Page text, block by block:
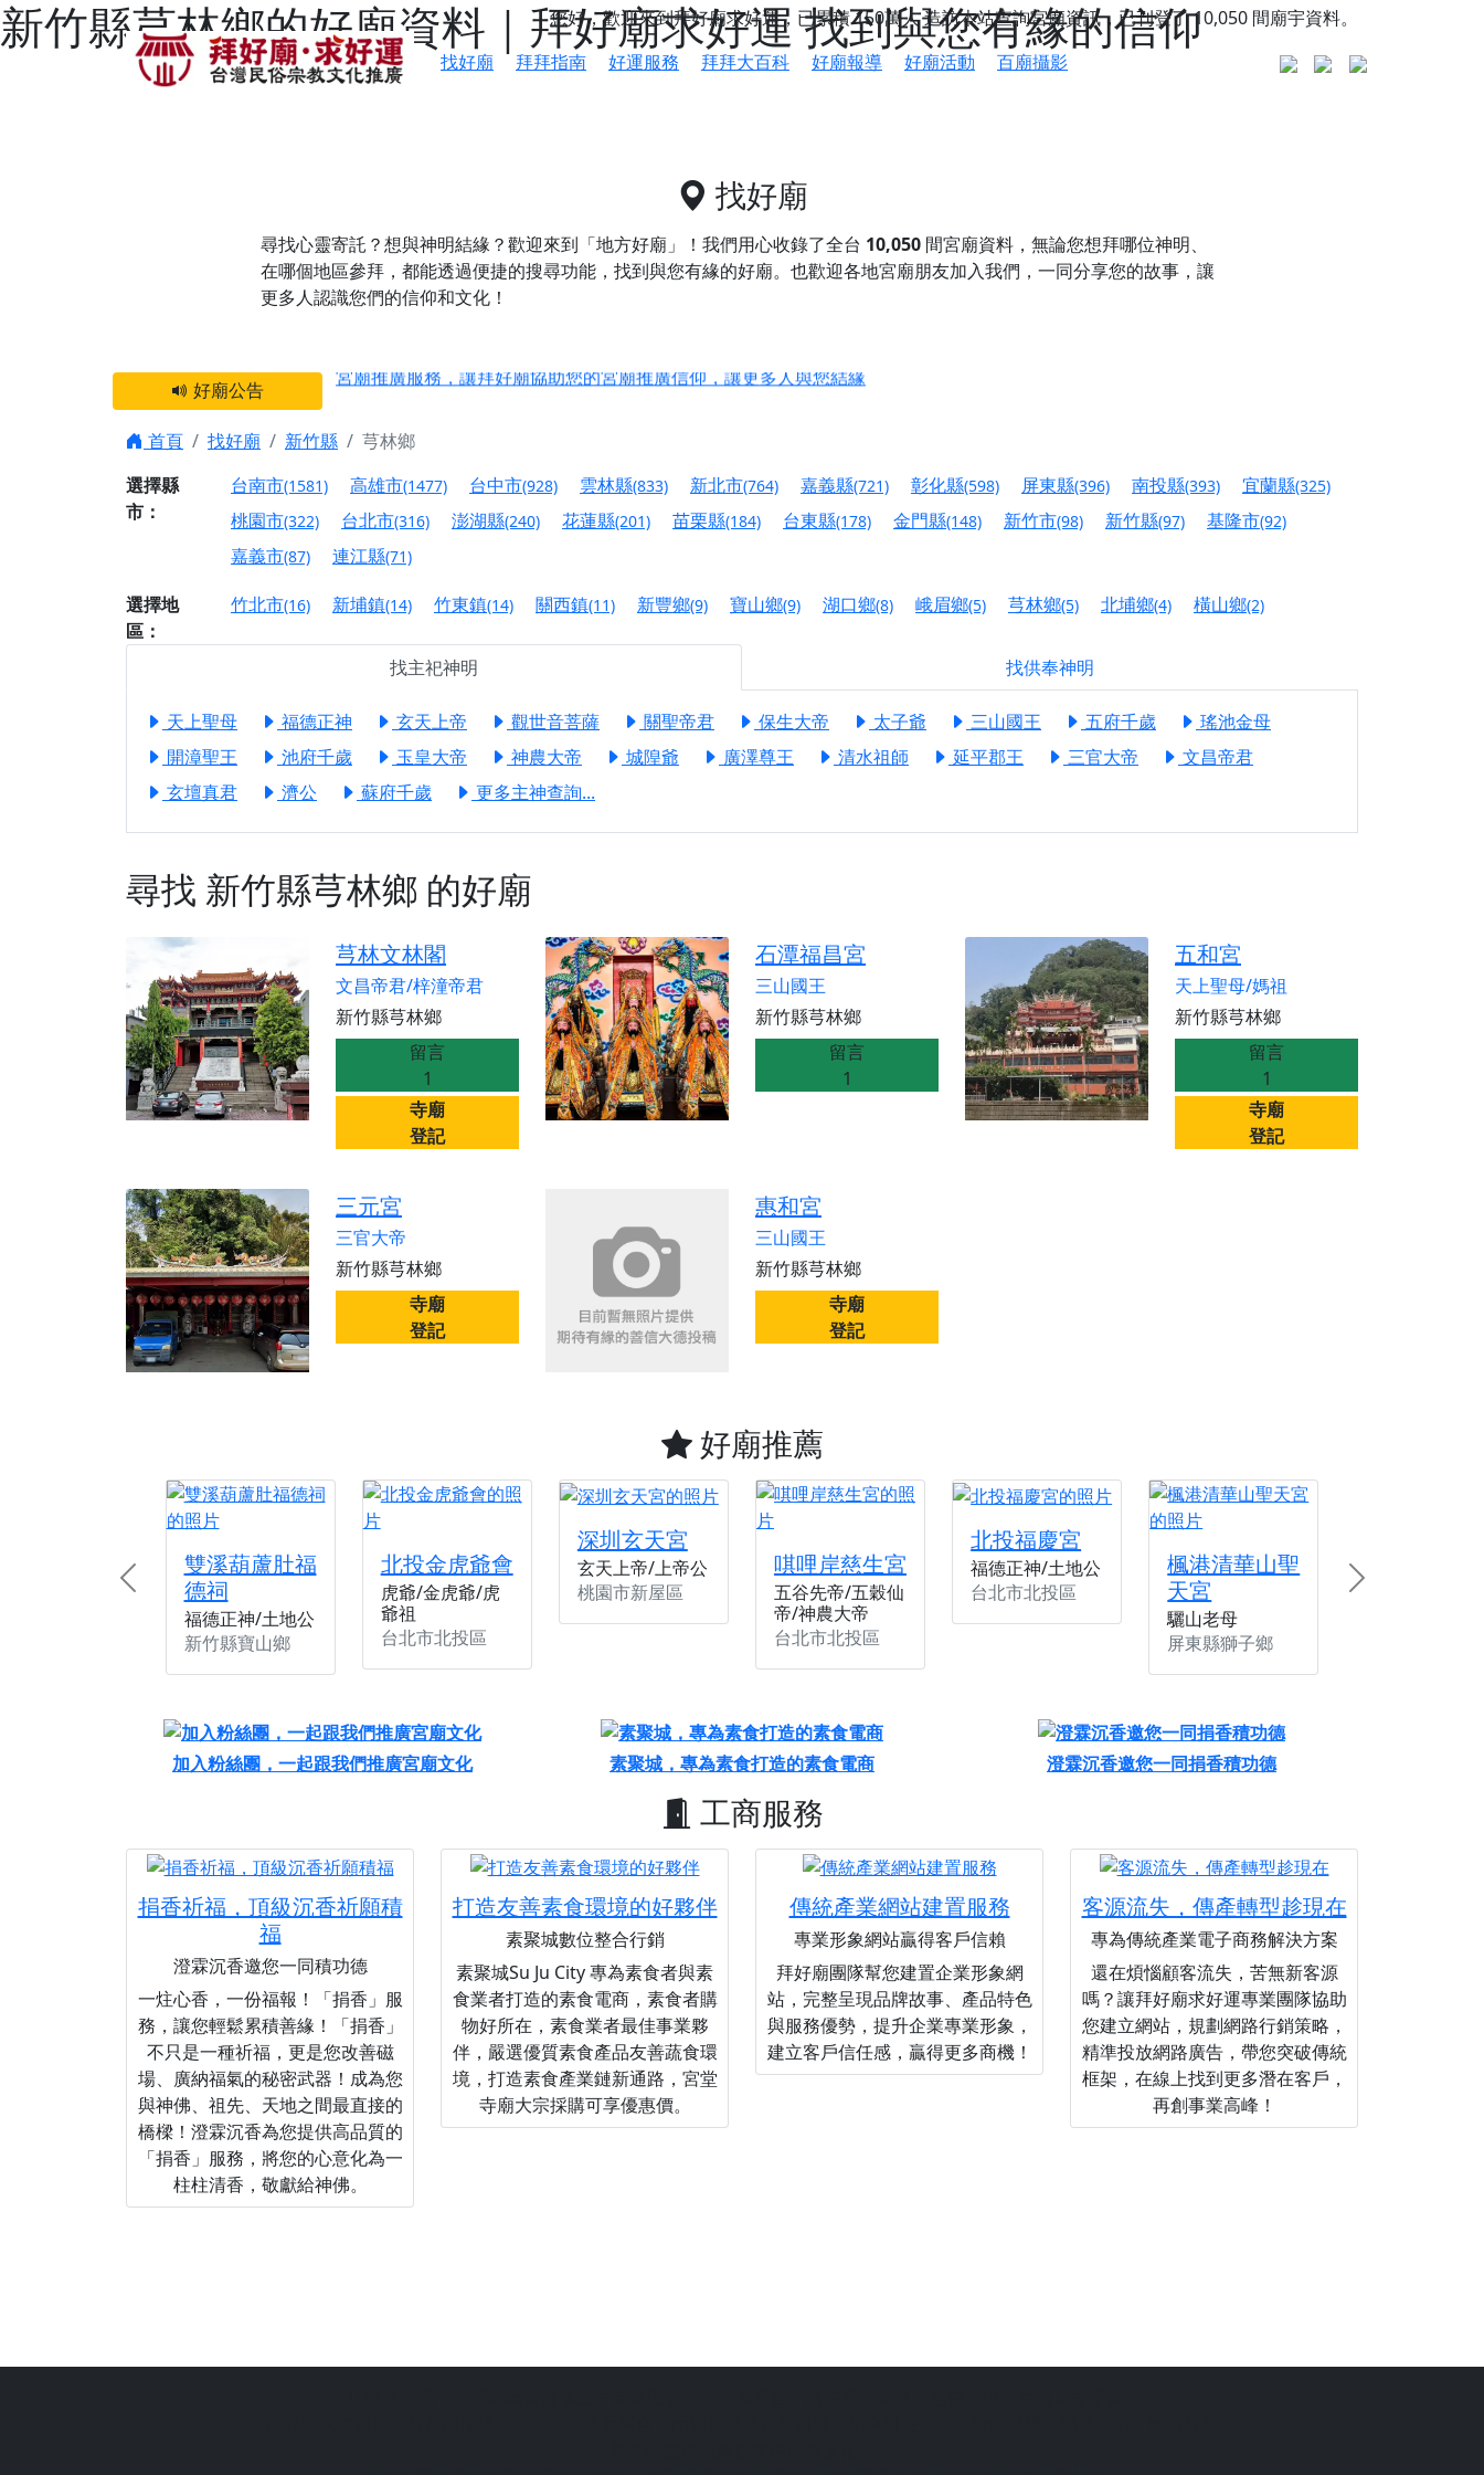
新竹縣芎林鄉的好廟資料｜拜好廟求好運 找到與您有緣的信仰
您好，歡迎來到拜好廟求好運，已累積150萬人造訪本站查詢宮廟資訊，已刊登了10,050 間廟宇資料。
找好廟
拜拜指南 好運服務 拜拜大百科 好廟報導 好廟活動 百廟攝影
找好廟
尋找心靈寄託？想與神明結緣？歡迎來到「地方好廟」！我們用心收錄了全台 10,050 間宮廟資料，無論您想拜哪位神明、
在哪個地區參拜，都能透過便捷的搜尋功能，找到與您有緣的好廟。 也歡迎各地宮廟朋友加入我們，一同分享您的故事，讓
更多人認識您們的信仰和文化！
好廟公告
宮廟推廣服務，讓拜好廟協助您的宮廟推廣信仰，讓更多人與您結緣
之旅」！
【屏東縣獅子鄉 楓港清華山聖天宮】驪山母娘聖誕暨中元普渡大法會，誠邀十方善信大德，一同回到母娘慈悲座前，祈福納祥、慎
終追遠、廣植福田
【桃園市 桃園蓮華寺】盂蘭盆中元報恩法會，這場法會不只是超薦與普渡，更是一份對祖先的感恩、對親人的思念，也是為家人祈
願平安順遂的慈悲心意。
【新北貢寮 南極玉明殿】中元普渡大法會，誠摯歡迎十方善信大德隨喜贊普，為祖先親眷祈求安息，也為自身與家人累積福德、種
【桃園慈善宮(天公廟)】中元普渡交給專業的來，省時省力又積福！「玉皇大帝 大天尊」 親自坐鎮主法！幫你累積的功德福報自然
是「超級加倍」！
【台北北投 福慶宮】慶讚中元普渡法會，誠摯邀請十方善信大德，一同回到北投土地公埔，祈願闔家平安、地方祥和、福運綿長。
【新北八里 紫德宮】丙午年中元普渡讚普超薦法會，普施眾生・慎終追遠・廣植福田
【新北八里 紫德宮】父親節奉茶感恩活動，一杯茶，一份心意；一句感謝，一生難忘。
【桃園新屋 深圳玄天宮】農曆七月擴大犒軍科儀，吉祥月不只有普渡祈福，也有一份感謝守護的虔誠心意
【桃園新屋 深圳玄天宮】七娘媽聖誕祝壽慶典，誠摯邀請十方善信大德攜家帶眷前來參香，共同向七娘媽祝壽祈福
【桃園慈善宮(天公廟)】虎爺元帥 開光大典，祈求虎爺神威護持，庇佑闔家平安、財運亨通、事業順遂、百邪退散。
歡迎友廟長官、小編加入我們LINE官方帳號，讓我們協助您的廟宇推廣。
歡迎信眾分享您前往廟宇的參拜體驗，推廣您的信仰
首頁 找好廟 新竹縣
芎林鄉
選擇縣
市：
台南市(1581) 高雄市(1477) 台中市(928) 雲林縣(833) 新北市(764) 嘉義縣(721) 彰化縣(598) 屏東縣(396) 南投縣(393) 宜蘭縣(325)
桃園市(322) 台北市(316) 澎湖縣(240) 花蓮縣(201) 苗栗縣(184) 台東縣(178) 金門縣(148) 新竹市(98) 新竹縣(97) 基隆市(92)
嘉義市(87) 連江縣(71)
選擇地
區：
竹北市(16) 新埔鎮(14) 竹東鎮(14) 關西鎮(11) 新豐鄉(9) 寶山鄉(9) 湖口鄉(8) 峨眉鄉(5) 芎林鄉(5) 北埔鄉(4) 橫山鄉(2)
找主祀神明 找供奉神明
天上聖母 福德正神 玄天上帝 觀世音菩薩 關聖帝君 保生大帝 太子爺 三山國王 五府千歲
瑤池金母
開漳聖王
池府千歲 玉皇大帝 神農大帝 城隍爺 廣澤尊王 清水祖師 延平郡王 三官大帝
文昌帝君
玄壇真君
濟公 蘇府千歲 更多主神查詢...
尋找 新竹縣芎林鄉 的好廟
芎林文林閣
文昌帝君/梓潼帝君
新竹縣芎林鄉
留言
1
寺廟
登記
石潭福昌宮
三山國王
新竹縣芎林鄉
留言
1
五和宮
天上聖母/媽祖
新竹縣芎林鄉
留言
1
寺廟
登記
三元宮
三官大帝
新竹縣芎林鄉
寺廟
登記
惠和宮
三山國王
新竹縣芎林鄉
寺廟
登記
好廟推薦
雙溪葫蘆肚福
德祠
福德正神/土地公
新竹縣寶山鄉
北投金虎爺會
虎爺/金虎爺/虎
爺祖
台北市北投區
深圳玄天宮
玄天上帝/上帝公
桃園市新屋區
唭哩岸慈生宮
五谷先帝/五穀仙
帝/神農大帝
台北市北投區
北投福慶宮
福德正神/土地公
台北市北投區
楓港清華山聖
天宮
驪山老母
屏東縣獅子鄉
Previous Next
加入粉絲團，一起跟我們推廣宮廟文化 素聚城，專為素食打造的素食電商 澄霖沉香邀您一同捐香積功德
工商服務
捐香祈福，頂級沉香祈願積
福
澄霖沉香邀您一同積功德
一炷心香，一份福報！「捐香」服
務，讓您輕鬆累積善緣！「捐香」
不只是一種祈福，更是您改善磁
場、廣納福氣的秘密武器！成為您
與神佛、祖先、天地之間最直接的
橋樑！澄霖沉香為您提供高品質的
「捐香」服務，將您的心意化為一
柱柱清香，敬獻給神佛。
打造友善素食環境的好夥伴
素聚城數位整合行銷
素聚城Su Ju City 專為素食者與素
食業者打造的素食電商，素食者購
物好所在，素食業者最佳事業夥
伴，嚴選優質素食產品友善蔬食環
境，打造素食產業鏈新通路，宮堂
寺廟大宗採購可享優惠價。
傳統產業網站建置服務
專業形象網站贏得客戶信賴
拜好廟團隊幫您建置企業形象網
站，完整呈現品牌故事、產品特色
與服務優勢，提升企業專業形象，
建立客戶信任感，贏得更多商機！
客源流失，傳產轉型趁現在
專為傳統產業電子商務解決方案
還在煩惱顧客流失，苦無新客源
嗎？讓拜好廟求好運專業團隊協助
您建立網站，規劃網路行銷策略，
精準投放網路廣告，帶您突破傳統
框架，在線上找到更多潛在客戶，
再創事業高峰！